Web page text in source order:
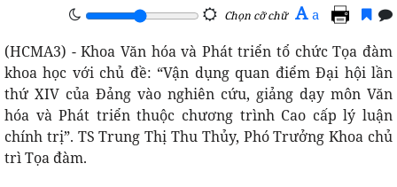
Chọn cỡ chữ A a
(HCMA3) - Khoa Văn hóa và Phát triển tổ chức Tọa đàm
khoa học với chủ đề: “Vận dụng quan điểm Đại hội lần
thứ XIV của Đảng vào nghiên cứu, giảng dạy môn Văn
hóa và Phát triển thuộc chương trình Cao cấp lý luận
chính trị”. TS Trung Thị Thu Thủy, Phó Trưởng Khoa chủ
trì Tọa đàm.